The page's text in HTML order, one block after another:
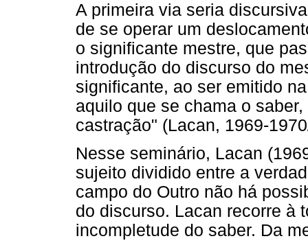
A primeira via seria
de se operar um
o significante mestre, que
introdução do discurso do
significante, ao ser emitido
aquilo que se chama o
castração" (Lacan, 1969-
Nesse seminário, Lacan
sujeito dividido entre a
campo do Outro não há
do discurso. Lacan recorre à
incompletude do saber. Da